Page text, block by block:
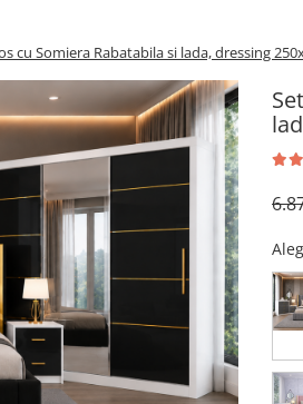
cu Somiera Rabatabila si lada, dressing